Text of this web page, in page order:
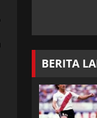
BERITA